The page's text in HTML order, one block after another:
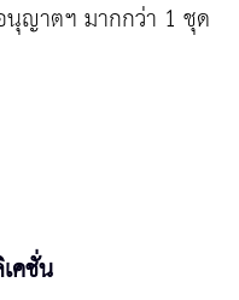
ญาตฯ มากกว่า 1 ชุด
คชั่น